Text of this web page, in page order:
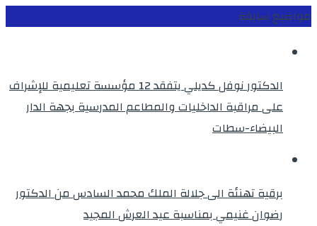
مواضيع سابقة
الدكتور نوفل كديلي يتفقد 12 مؤسسة تعليمية للإشراف
على مراقبة الداخليات والمطاعم المدرسية بجهة الدار
البيضاء-سطات
برقية تهنئة الى جلالة الملك محمد السادس من الدكتور
رضوان غنيمي بمناسبة عيد العرش المجيد